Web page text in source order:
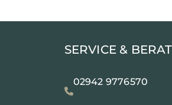
SERVICE &
02942 9776570